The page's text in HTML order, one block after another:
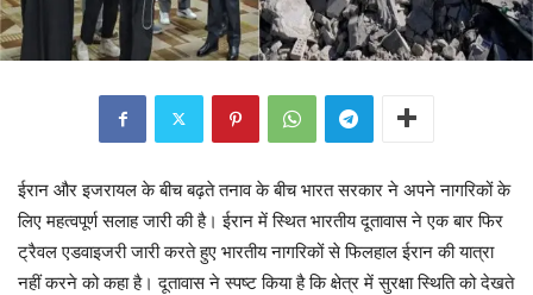
ईरान और इजरायल के बीच बढ़ते तनाव के बीच भारत सरकार ने अपने नागरिकों के
लिए महत्वपूर्ण सलाह जारी की है। ईरान में स्थित भारतीय दूतावास ने एक बार फिर
ट्रैवल एडवाइजरी जारी करते हुए भारतीय नागरिकों से फिलहाल ईरान की यात्रा
नहीं करने को कहा है। दूतावास ने स्पष्ट किया है कि क्षेत्र में सुरक्षा स्थिति को देखते